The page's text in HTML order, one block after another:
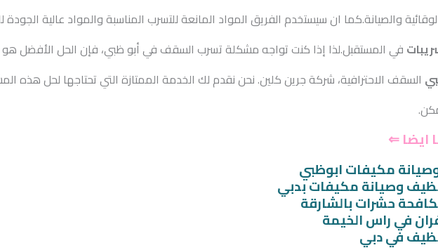
والصيانة.كما ان سيستخدم الفريق المواد المانعة للتسرب المناسبة والمواد عالية
في المستقبل.لذا إذا كنت تواجه مشكلة تسرب السقف في أبو ظبي، فإن الحل الأفضل هو
السقف الاحترافية، شركة جرين كلين. نحن نقدم لك الخدمة الممتازة التي تحتاجها لحل هذه
ايضا ⇐
مكيفات ابوظبي
وصيانة مكيفات بدبي
حشرات بالشارقة
في راس الخيمة
في دبي